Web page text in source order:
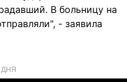
В больницу на
- заявила